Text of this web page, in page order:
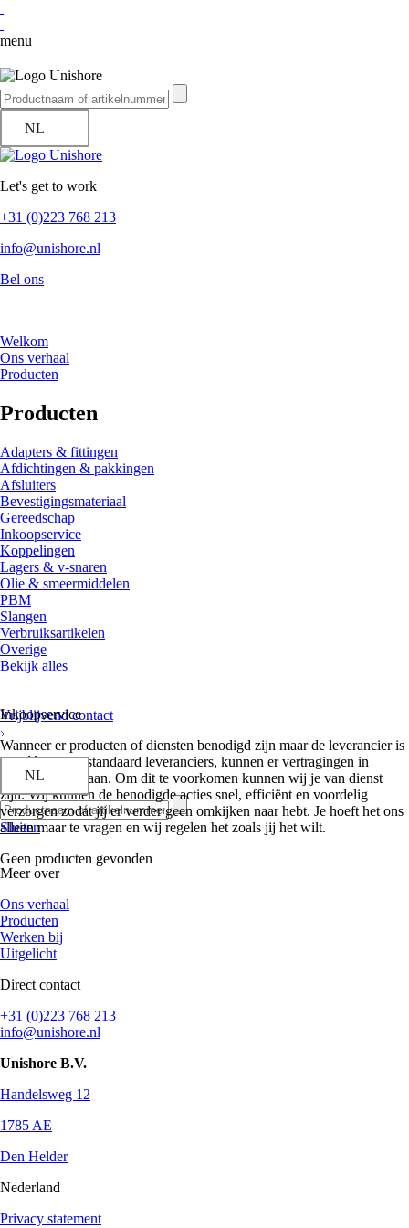
menu
NL
Let's get to work
+31 (0)223 768 213
info@unishore.nl
Bel ons
Welkom
Ons verhaal
Producten
Producten
Adapters & fittingen
Afdichtingen & pakkingen
Afsluiters
Bevestigingsmateriaal
Gereedschap
Inkoopservice
Koppelingen
Lagers & v-snaren
Olie & smeermiddelen
PBM
Slangen
Verbruiksartikelen
Overige
Bekijk alles
Vrijblijvend contact
NL
Sluiten
Inkoopservice
Wanneer er producten of diensten benodigd zijn maar de leverancier is
niet één van je standaard leveranciers, kunnen er vertragingen in
processen ontstaan. Om dit te voorkomen kunnen wij je van dienst
zijn. Wij kunnen de benodigde acties snel, efficiënt en voordelig
verzorgen zodat jij er verder geen omkijken naar hebt. Je hoeft het ons
alleen maar te vragen en wij regelen het zoals jij het wilt.
Geen producten gevonden
Meer over
Ons verhaal
Producten
Werken bij
Uitgelicht
Direct contact
+31 (0)223 768 213
info@unishore.nl
Unishore B.V.
Handelsweg 12
1785 AE
Den Helder
Nederland
Privacy statement